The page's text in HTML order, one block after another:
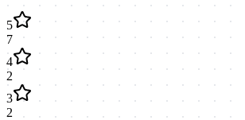
5
7
4
2
3
2